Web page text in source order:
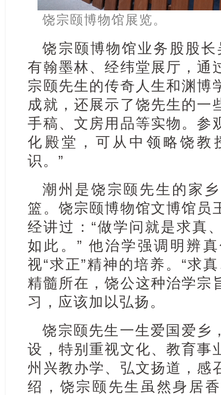
饶宗颐博物馆展览。
饶宗颐博物馆业务股股
有翰墨林、经纬堂展厅，通
宗颐先生的传奇人生和渊博
成就，还展示了饶先生的一
手稿、文房用品等实物。参
化殿堂，可从中领略饶教
识。”
潮州是饶宗颐先生的家
篮。饶宗颐博物馆文博馆员
经讲过：“做学问就是求真
如此。” 他治学强调明辨
视“求正”精神的培养。“求
精髓所在，饶公这种治学宗
习，应该加以弘扬。
饶宗颐先生一生爱国爱乡
设，特别重视文化、教育事
州兴教办学、弘文扬道，感
绍，饶宗颐先生虽然身居